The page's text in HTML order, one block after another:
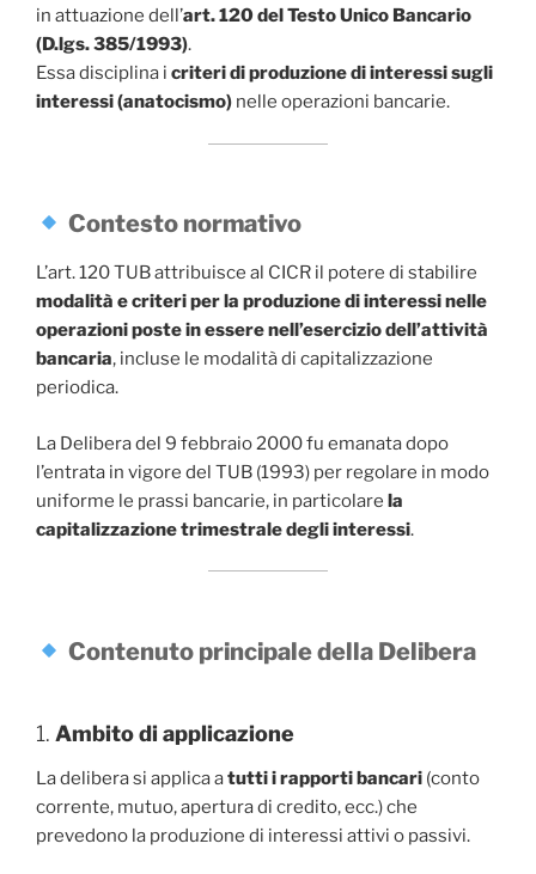
in attuazione dell’art. 120 del Testo Unico Bancario
(D.lgs. 385/1993).
Essa disciplina i criteri di produzione di interessi sugli
interessi (anatocismo) nelle operazioni bancarie.
Contesto normativo
L’art. 120 TUB attribuisce al CICR il potere di stabilire
modalità e criteri per la produzione di interessi nelle
operazioni poste in essere nell’esercizio dell’attività
bancaria, incluse le modalità di capitalizzazione
periodica.
La Delibera del 9 febbraio 2000 fu emanata dopo
l’entrata in vigore del TUB (1993) per regolare in modo
uniforme le prassi bancarie, in particolare la
capitalizzazione trimestrale degli interessi.
Contenuto principale della Delibera
1. Ambito di applicazione
La delibera si applica atutti i rapporti bancari (conto
corrente, mutuo, apertura di credito, ecc.) che
prevedono la produzione di interessi attivi o passivi.